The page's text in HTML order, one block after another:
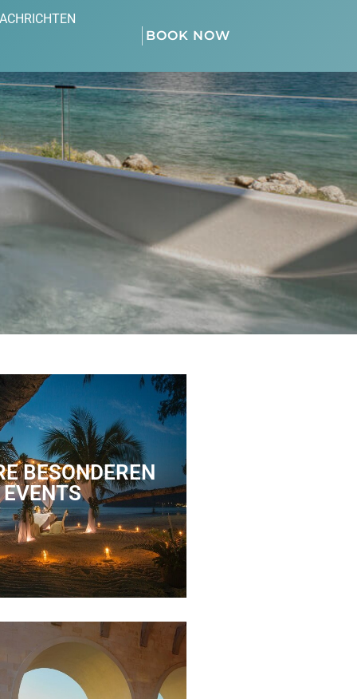
BOOK NOW
BESONDEREN
EVENTS
BESONDEREN
EVENTS
Anlässe
Dienstleistungen